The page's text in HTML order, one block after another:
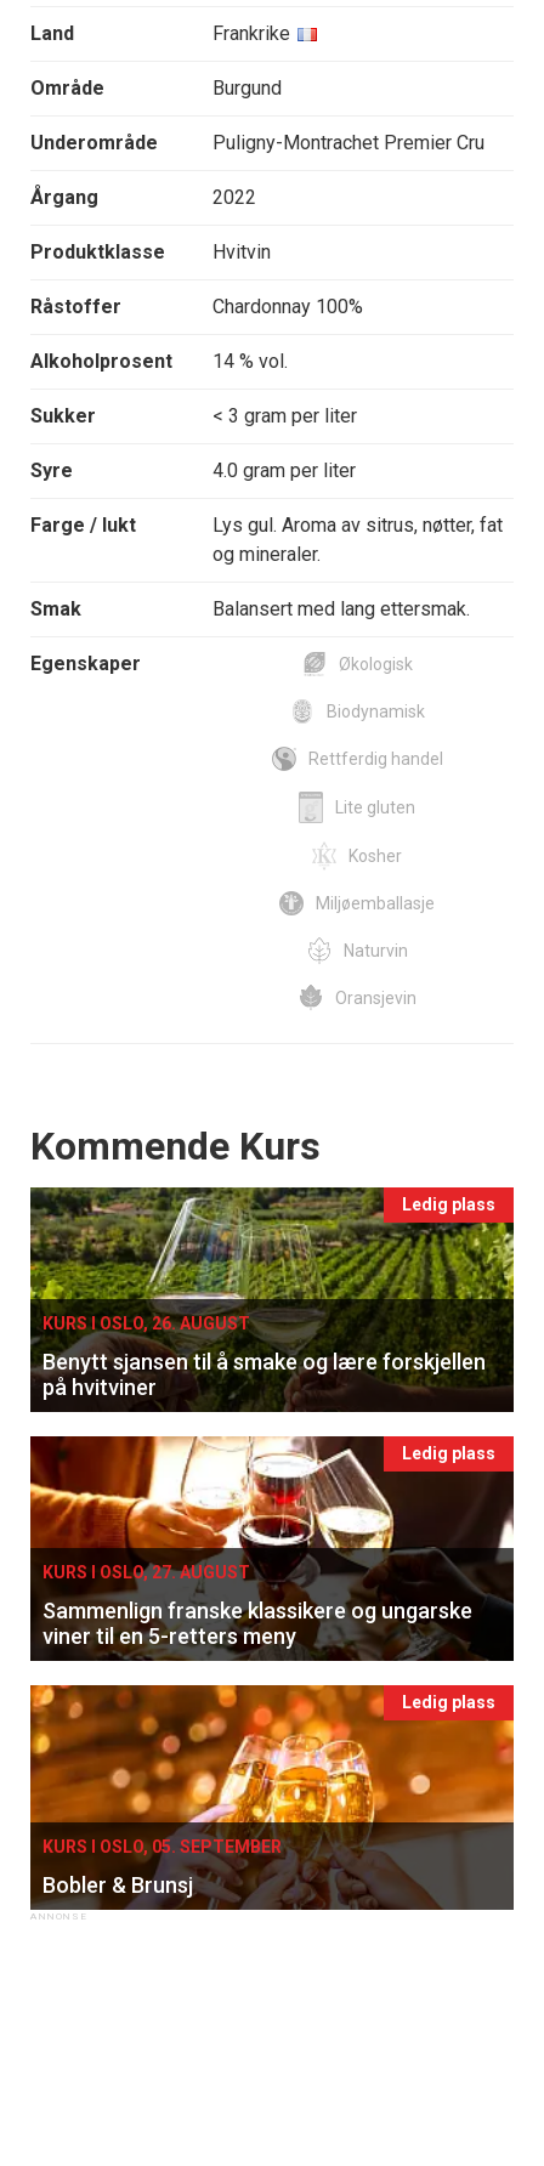
Land Frankrike
Område Burgund
Underområde Puligny-Montrachet Premier Cru
Årgang 2022
Produktklasse Hvitvin
Råstoffer Chardonnay 100%
Alkoholprosent 14 % vol.
Sukker < 3 gram per liter
Syre 4.0 gram per liter
Farge / lukt
Lys gul. Aroma av sitrus, nøtter, fat
og mineraler.
Smak Balansert med lang ettersmak.
Egenskaper Økologisk
Biodynamisk
Rettferdig handel
Lite gluten
Kosher
Miljøemballasje
Naturvin
Oransjevin
Events
Kommende Kurs
Ledig plass
KURS I OSLO, 26. AUGUST
Benytt sjansen til å smake og lære forskjellen
på hvitviner
Ledig plass
KURS I OSLO, 27. AUGUST
Sammenlign franske klassikere og ungarske
viner til en 5-retters meny
Ledig plass
KURS I OSLO, 05. SEPTEMBER
Bobler & Brunsj